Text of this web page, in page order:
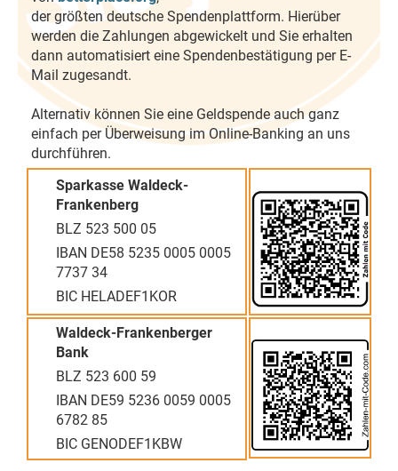
der größten deutsche Spendenplattform. Hierüber
werden die Zahlungen abgewickelt und Sie erhalten
dann automatisiert eine Spendenbestätigung per E-
Mail zugesandt.
Alternativ können Sie eine Geldspende auch ganz
einfach per Überweisung im Online-Banking an uns
durchführen.
Sparkasse Waldeck-
Frankenberg
BLZ 523 500 05
IBAN DE58 5235 0005 0005
7737 34
BIC HELADEF1KOR
Waldeck-Frankenberger
Bank
BLZ 523 600 59
IBAN DE59 5236 0059 0005
6782 85
BIC GENODEF1KBW